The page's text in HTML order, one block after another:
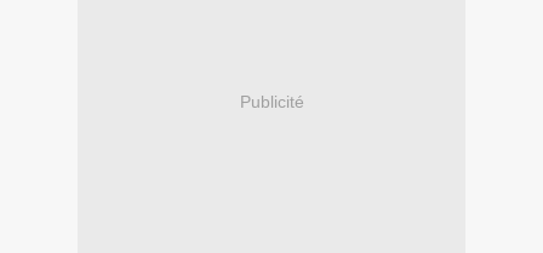
Publicité